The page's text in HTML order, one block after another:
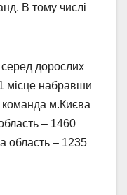
В тому числі
дорослих
місце набравши
команда м.Києва
– 1460
область – 1235